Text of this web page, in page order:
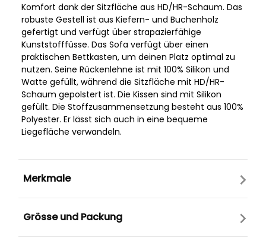
Komfort dank der Sitzfläche aus HD/HR-Schaum. Das
robuste Gestell ist aus Kiefern- und Buchenholz
gefertigt und verfügt über strapazierfähige
Kunststofffüsse. Das Sofa verfügt über einen
praktischen Bettkasten, um deinen Platz optimal zu
nutzen. Seine Rückenlehne ist mit 100% Silikon und
Watte gefüllt, während die Sitzfläche mit HD/HR-
Schaum gepolstert ist. Die Kissen sind mit Silikon
gefüllt. Die Stoffzusammensetzung besteht aus 100%
Polyester. Er lässt sich auch in eine bequeme
Liegefläche verwandeln.
Merkmale
Grösse und Packung